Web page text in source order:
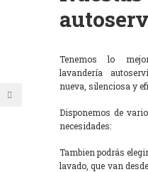
Tenemos lo
lavandería
nueva, silenciosa y
Disponemos de
necesidades:
Tambien podrás
lavado, que van